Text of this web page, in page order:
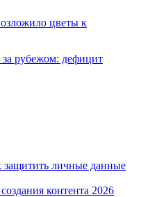
цветы к
рубежом: дефицит
защитить личные данные
контента 2026